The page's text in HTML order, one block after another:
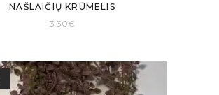
NAŠLAIČIŲ KRŪMELIS
3.30€